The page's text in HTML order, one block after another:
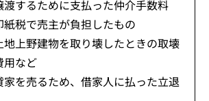
渡するために支払った仲介手数料
紙税で売主が負担したもの
地上野建物を取り壊したときの取壊
用など
家を売るため、借家人に払った立退